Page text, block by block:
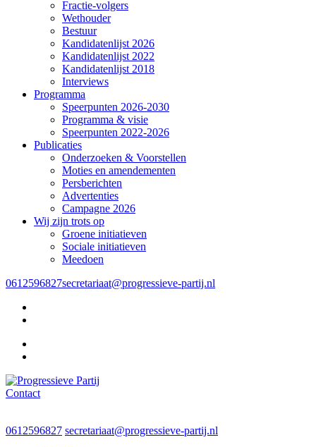
Fractie-volgers
Wethouder
Bestuur
Kandidatenlijst 2026
Kandidatenlijst 2022
Kandidatenlijst 2018
Interviews
Programma
Speerpunten 2026-2030
Programma & visie
Speerpunten 2022-2026
Publicaties
Onderzoeken & Voorstellen
Moties en amendementen
Persberichten
Advertenties
Campagne 2026
Wij zijn trots op
Groene initiatieven
Sociale initiatieven
Meedoen
0612596827secretariaat@progressieve-partij.nl
Contact
0612596827 secretariaat@progressieve-partij.nl